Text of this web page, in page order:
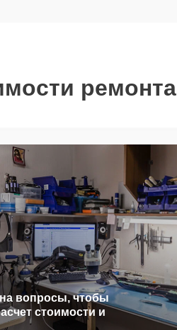
ремонта
вопросы, чтобы
стоимости и